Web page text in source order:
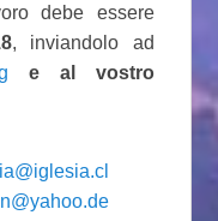
debe essere
, inviandolo ad
e al vostro